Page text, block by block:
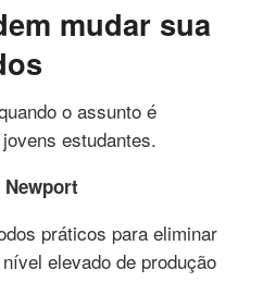
mudar sua
o assunto é
estudantes.
Newport
práticos para eliminar
elevado de produção